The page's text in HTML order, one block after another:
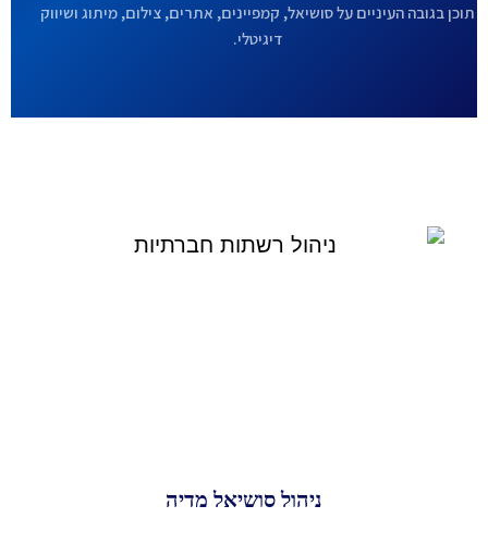
תוכן בגובה העיניים על סושיאל, קמפיינים, אתרים, צילום, מיתוג ושיווק
דיגיטלי.
ניהול סושיאל מדיה